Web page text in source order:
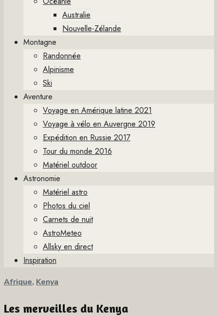
Australie
Nouvelle-Zélande
Montagne
Randonnée
Alpinisme
Ski
Aventure
Voyage en Amérique latine 2021
Voyage à vélo en Auvergne 2019
Expédition en Russie 2017
Tour du monde 2016
Matériel outdoor
Astronomie
Matériel astro
Photos du ciel
Carnets de nuit
AstroMeteo
Allsky en direct
Inspiration
Afrique, Kenya
Les merveilles du Kenya